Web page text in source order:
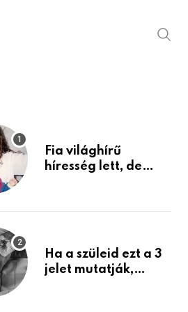
Fia világhírű
híresség lett, de
mint azt el tudnád
Ha a szüleid ezt a 3
jelet mutatják,